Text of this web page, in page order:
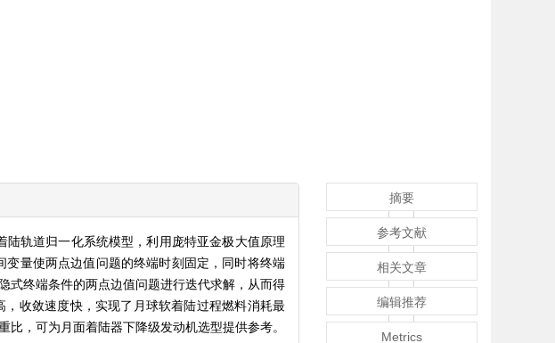
轨道归一化系统模型，利用庞特亚金极大值原理
量使两点边值问题的终端时刻固定，同时将终端
式终端条件的两点边值问题进行迭代求解，从而得
收敛速度快，实现了月球软着陆过程燃料消耗最
，可为月面着陆器下降级发动机选型提供参考。
摘要
参考文献
相关文章
编辑推荐
Metrics